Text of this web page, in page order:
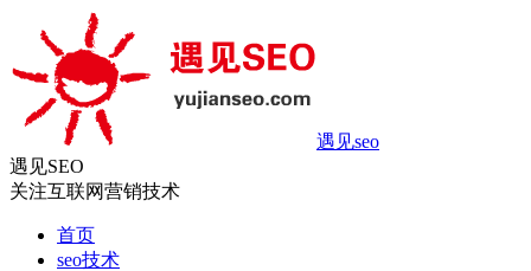
遇见seo
遇见SEO
关注互联网营销技术
首页
seo技术